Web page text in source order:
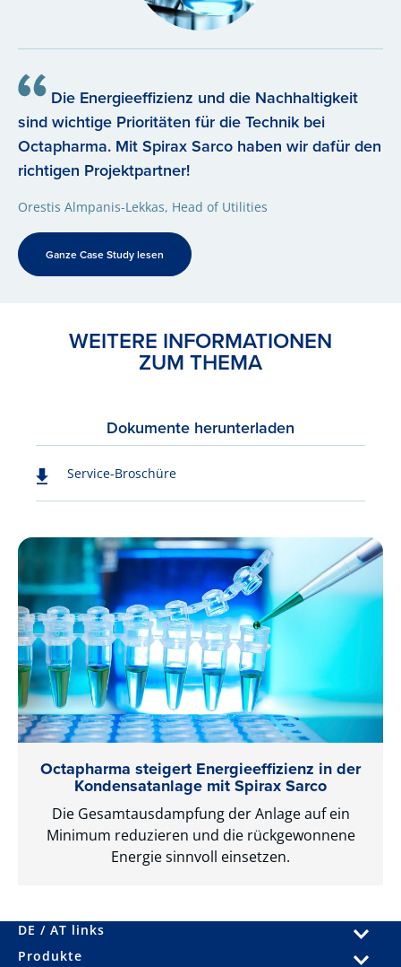
Die Energieeffizienz und die Nachhaltigkeit
sind wichtige Prioritäten für die Technik bei
Octapharma. Mit Spirax Sarco haben wir dafür den
richtigen Projektpartner!
Orestis Almpanis-Lekkas, Head of Utilities
Ganze Case Study lesen
WEITERE INFORMATIONEN
ZUM THEMA
Dokumente herunterladen
Service-Broschüre
Octapharma steigert Energieeffizienz in der
Kondensatanlage mit ­Spirax Sarco
Die Gesamtausdampfung der Anlage auf ein
Minimum reduzieren und die rückgewonnene
Energie sinnvoll einsetzen.
DE / AT links
Produkte